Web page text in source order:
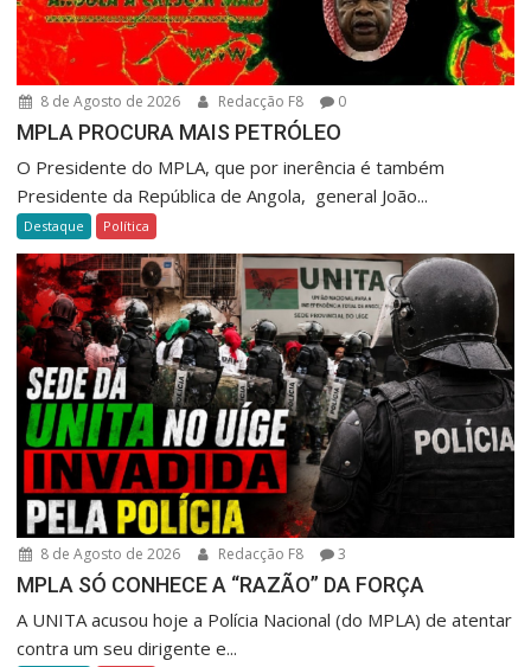
8 de Agosto de 2026 Redacção F8 0
MPLA PROCURA MAIS PETRÓLEO
O Presidente do MPLA, que por inerência é também
Presidente da República de Angola, general João...
Destaque Política
8 de Agosto de 2026 Redacção F8 3
MPLA SÓ CONHECE A “RAZÃO” DA FORÇA
A UNITA acusou hoje a Polícia Nacional (do MPLA) de atentar
contra um seu dirigente e...